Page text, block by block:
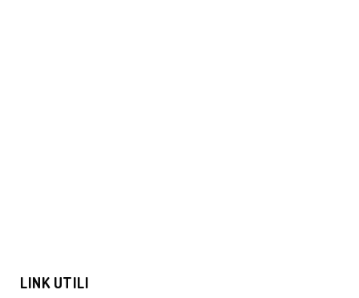
LINK UTILI